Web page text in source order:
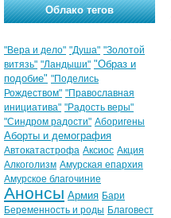
Облако тегов
"Вера и дело" "Душа" "Золотой
витязь" "Ландыши" "Образ и
подобие" "Поделись
Рождеством" "Православная
инициатива" "Радость веры"
"Синдром радости" Аборигены
Аборты и демография
Автокатастрофа Аксиос Акция
Алкоголизм Амурская епархия
Амурское благочиние
Анонсы Армия Бари
Беременность и роды Благовест